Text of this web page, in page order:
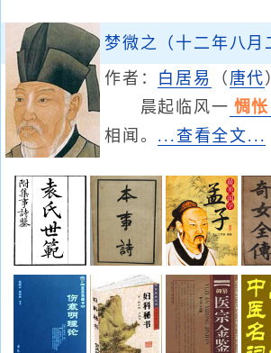
梦微之（十二年八月
作者： 白居易 （ 唐代
晨起临风一 惆怅
相闻。 ...查看全文...